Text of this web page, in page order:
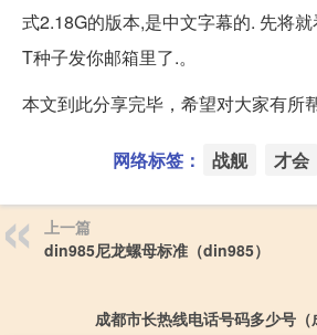
式2.18G的版本,是中文字幕的. 先将
T种子发你邮箱里了.。
本文到此分享完毕，希望对大家有所帮
网络标签： 战舰 才会
上一篇
din985尼龙螺母标准（din985）
成都市长热线电话号码多少号（